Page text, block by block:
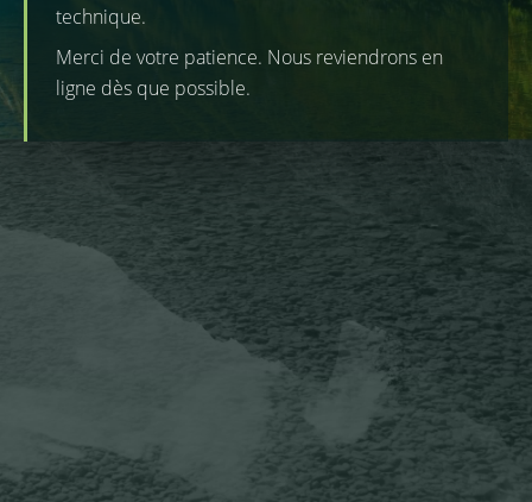
technique.
Merci de votre patience. Nous reviendrons en
ligne dès que possible.